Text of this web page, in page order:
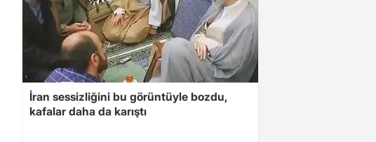
İran sessizliğini bu görüntüyle bozdu,
kafalar daha da karıştı